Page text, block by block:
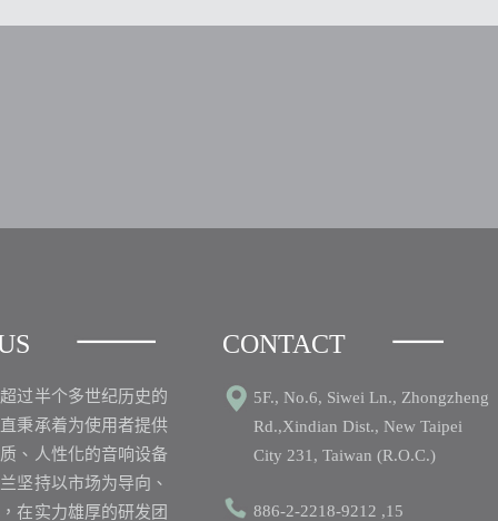
过半个多世纪历史的
秉承着为使用者提供
、人性化的音响设备
坚持以市场为导向、
在实力雄厚的研发团
CONTACT
5F., No.6, Siwei Ln., Zhongzheng
Rd.,Xindian Dist., New Taipei
City 231, Taiwan (R.O.C.)
886-2-2218-9212 ,15